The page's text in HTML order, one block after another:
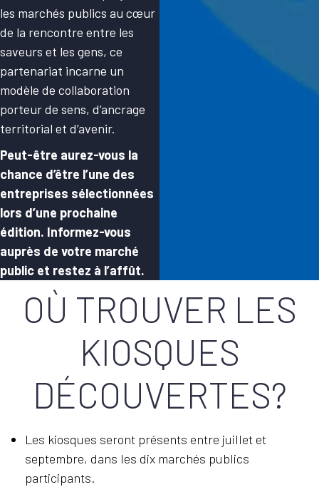
les marchés publics au cœur
de la rencontre entre les
saveurs et les gens, ce
partenariat incarne un
modèle de collaboration
porteur de sens, d’ancrage
territorial et d’avenir.
Peut-être aurez-vous la
chance d’être l’une des
entreprises sélectionnées
lors d’une prochaine
édition. Informez-vous
auprès de votre marché
public et restez à l’affût.
OÙ TROUVER LES
KIOSQUES
DÉCOUVERTES?
Les kiosques seront présents entre juillet et
septembre, dans les dix marchés publics
participants.